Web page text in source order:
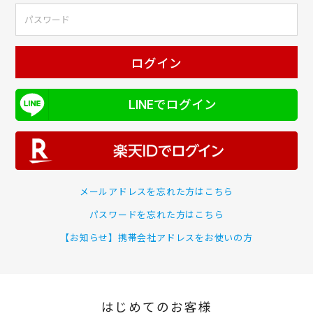
ログイン
LINEでログイン
メールアドレスを忘れた方はこちら
パスワードを忘れた方はこちら
【お知らせ】携帯会社アドレスをお使いの方
はじめてのお客様